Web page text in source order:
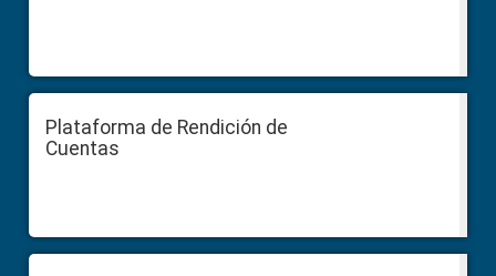
Plataforma de Rendición de
Cuentas